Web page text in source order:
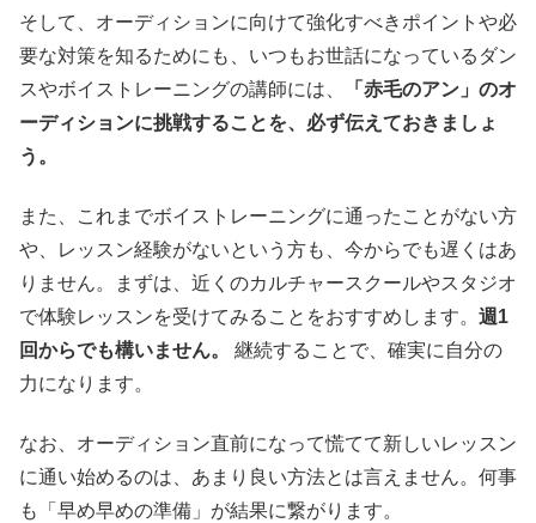
そして、オーディションに向けて強化すべきポイントや必
要な対策を知るためにも、いつもお世話になっているダン
スやボイストレーニングの講師には、
「赤毛のアン」のオ
ーディションに挑戦することを、必ず伝えておきましょ
う。
また、これまでボイストレーニングに通ったことがない方
や、レッスン経験がないという方も、今からでも遅くはあ
りません。まずは、近くのカルチャースクールやスタジオ
で体験レッスンを受けてみることをおすすめします。 週1
回からでも構いません。
継続することで、確実に自分の
力になります。
なお、オーディション直前になって慌てて新しいレッスン
に通い始めるのは、あまり良い方法とは言えません。何事
も「早め早めの準備」が結果に繋がります。